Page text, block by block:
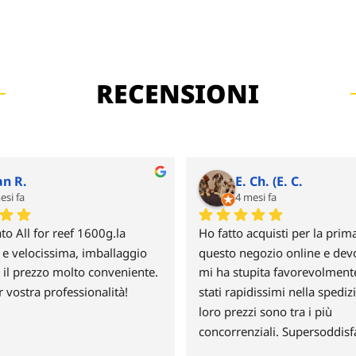
RECENSIONI
R.
fa
All for reef 1600g.la
velocissima, imballaggio
prezzo molto conveniente.
vostra professionalità!
E. Ch. (E. C.
4 mesi fa
Ho fatto acquisti per la
questo negozio online e
mi ha stupita
stati rapidissimi nella
loro prezzi sono tra i più
concorrenziali.